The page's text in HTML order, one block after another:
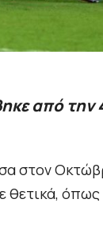
από
στον
θετικά,